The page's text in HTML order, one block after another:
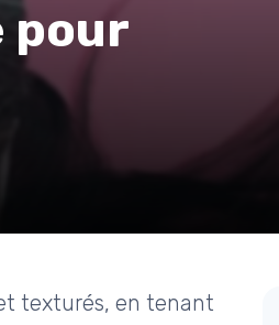
pour
texturés, en tenant